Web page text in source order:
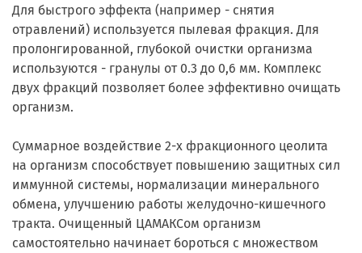
Для быстрого эффекта (например - снятия
отравлений) используется пылевая фракция. Для
пролонгированной, глубокой очистки организма
используются - гранулы от 0.3 до 0,6 мм. Комплекс
двух фракций позволяет более эффективно очищать
организм.
Суммарное воздействие 2-х фракционного цеолита
на организм способствует повышению защитных сил
иммунной системы, нормализации минерального
обмена, улучшению работы желудочно-кишечного
тракта. Очищенный ЦАМАКСом организм
самостоятельно начинает бороться с множеством